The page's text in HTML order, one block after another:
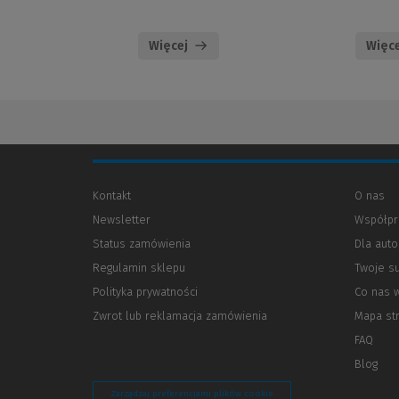
Więcej
Kontakt
Newsletter
Status zamówienia
Regulamin sklepu
Polityka prywatności
innej
Zwrot lub reklamacja zamówienia
O nas
Dla
Twoje
Co nas
Mapa
FAQ
Blog
Zarządzaj preferencjami plików cookie